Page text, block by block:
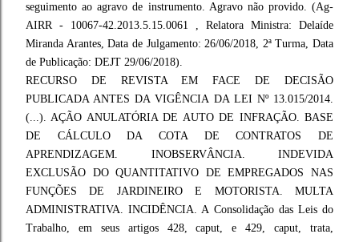
seguimento ao agravo de instrumento. Agravo não provido. (Ag-
AIRR - 10067-42.2013.5.15.0061 , Relatora Ministra: Delaíde
Miranda Arantes, Data de Julgamento: 26/06/2018, 2ª Turma, Data
de Publicação: DEJT 29/06/2018).
RECURSO DE REVISTA EM FACE DE DECISÃO
PUBLICADA ANTES DA VIGÊNCIA DA LEI Nº 13.015/2014.
(...). AÇÃO ANULATÓRIA DE AUTO DE INFRAÇÃO. BASE
DE CÁLCULO DA COTA DE CONTRATOS DE
APRENDIZAGEM. INOBSERVÂNCIA. INDEVIDA
EXCLUSÃO DO QUANTITATIVO DE EMPREGADOS NAS
FUNÇÕES DE JARDINEIRO E MOTORISTA. MULTA
ADMINISTRATIVA. INCIDÊNCIA. A Consolidação das Leis do
Trabalho, em seus artigos 428, caput, e 429, caput, trata,